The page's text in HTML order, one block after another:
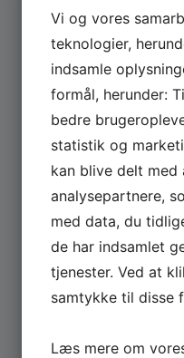
Se hele udvalget af
til
GÅ
Vi og vores
teknologier,
indsamle
formål, herunder:
bedre
statistik og
kan blive delt med
analysepartnere,
med data, du
de har indsamlet
tjenester. Ved at
samtykke til disse
Læs mere om